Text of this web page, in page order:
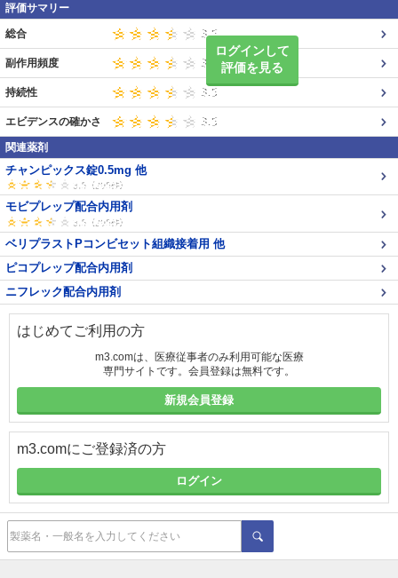
評価サマリー
ログインして
評価を見る
総合
副作用頻度
持続性
エビデンスの確かさ
関連薬剤
チャンピックス錠0.5mg 他
モビプレップ配合内用剤
ベリプラストPコンビセット組織接着用 他
ピコプレップ配合内用剤
ニフレック配合内用剤
はじめてご利用の方
m3.comは、医療従事者のみ利用可能な医療
専門サイトです。会員登録は無料です。
新規会員登録
m3.comにご登録済の方
ログイン